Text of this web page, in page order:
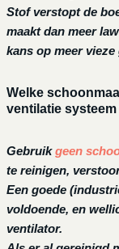
Stof verstopt de
maakt dan meer
kans op meer
Welke
ventilatie
Gebruikgeen
te reinigen,
Een goede
voldoende, en
ventilator.